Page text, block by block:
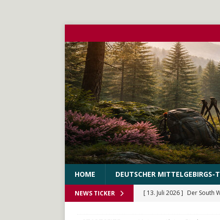
HOME DEUTSCHER
NEWS TICKER [ 13. Juli 2026 ] Der South